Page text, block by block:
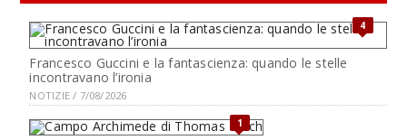
4
Francesco Guccini e la fantascienza: quando le stelle
incontravano l’ironia
NOTIZIE / 7/08/2026
1